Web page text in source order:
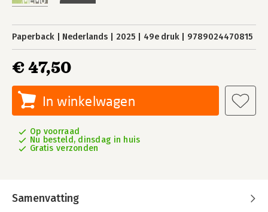
Paperback Nederlands 2025 49e druk 9789024470815
€ 47,50
In winkelwagen
Op voorraad
Nu besteld, dinsdag in huis
Gratis verzonden
Samenvatting